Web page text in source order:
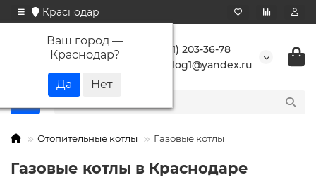
Краснодар
Ваш город —
Краснодар?
+7 (861) 203-36-78
buranlog1@yandex.ru
Отопительные котлы Газовые котлы
Газовые котлы в Краснодаре